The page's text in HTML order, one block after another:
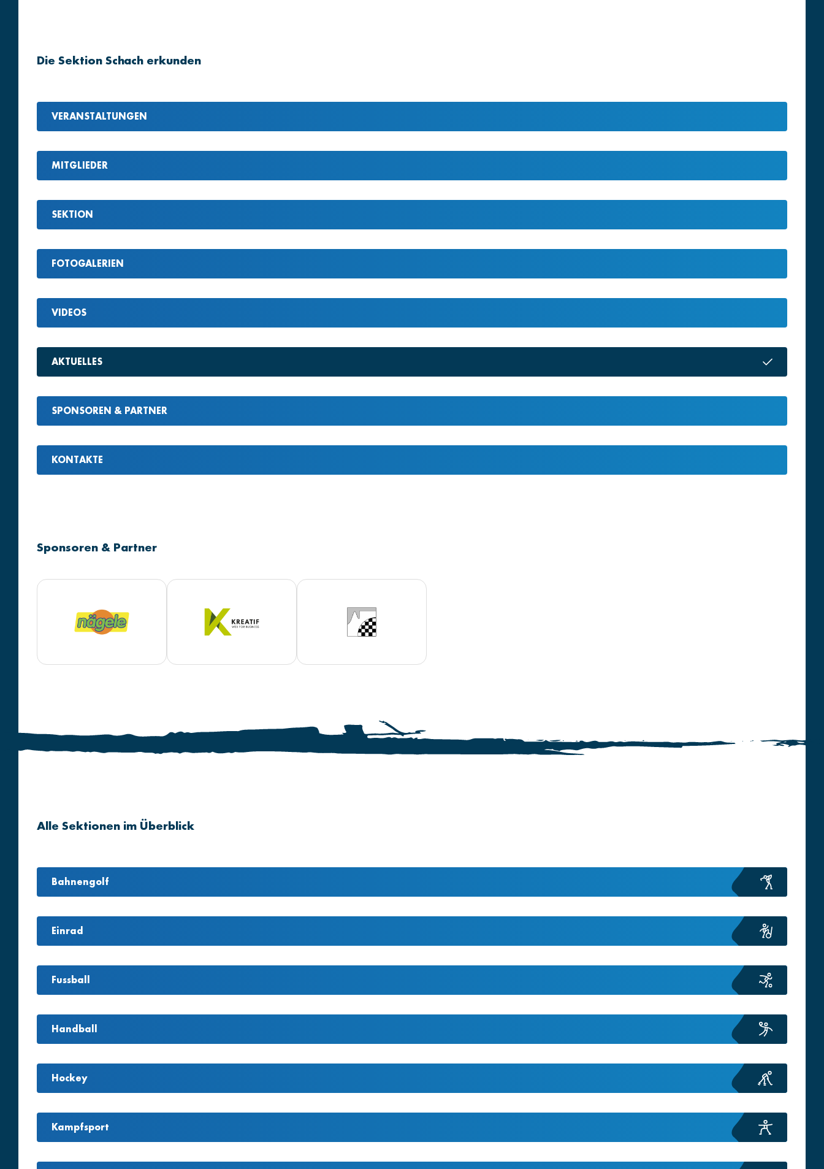
Die Sektion Schach erkunden
VERANSTALTUNGEN
MITGLIEDER
SEKTION
FOTOGALERIEN
VIDEOS
AKTUELLES
SPONSOREN & PARTNER
KONTAKTE
Sponsoren & Partner
Alle Sektionen im Überblick
Bahnengolf
Einrad
Fussball
Handball
Hockey
Kampfsport